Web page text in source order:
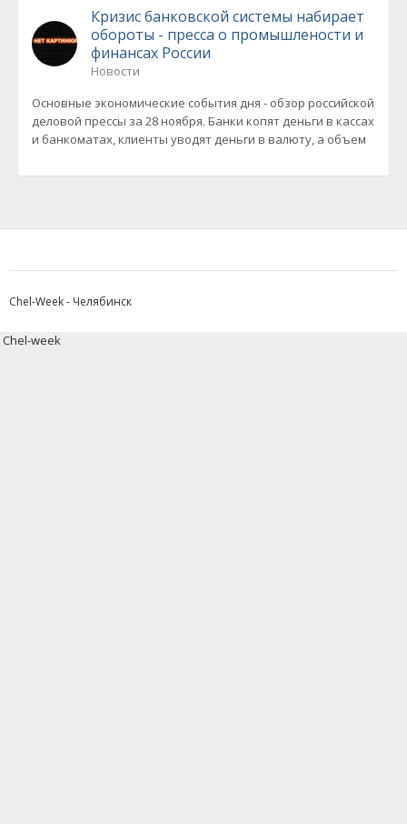
Кризис банковской системы набирает
обороты - пресса о промышлености и
финансах России
Новости
Основные экономические события дня - обзор российской
деловой прессы за 28 ноября. Банки копят деньги в кассах
и банкоматах, клиенты уводят деньги в валюту, а объем
Chel-Week - Челябинск
Chel-week